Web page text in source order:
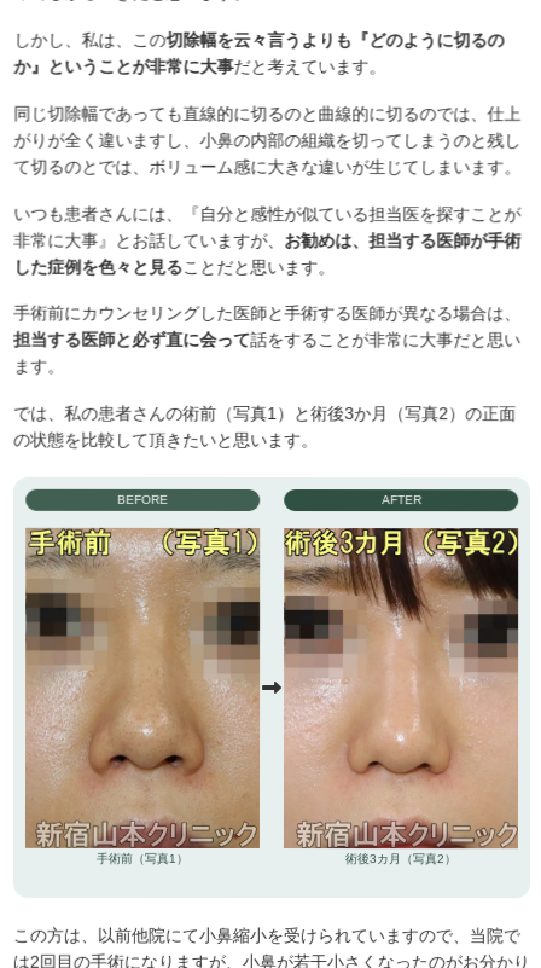
しかし、私は、この切除幅を云々言うよりも『どのように切るの
か』ということが非常に大事だと考えています。
同じ切除幅であっても直線的に切るのと曲線的に切るのでは、仕上
がりが全く違いますし、小鼻の内部の組織を切ってしまうのと残し
て切るのとでは、ボリューム感に大きな違いが生じてしまいます。
いつも患者さんには、『自分と感性が似ている担当医を探すことが
非常に大事』とお話していますが、 お勧めは、担当する医師が手術
した症例を色々と見ることだと思います。
手術前にカウンセリングした医師と手術する医師が異なる場合は、
担当する医師と必ず直に会って話をすることが非常に大事だと思い
ます。
では、私の患者さんの術前（写真1）と術後3か月（写真2）の正面
の状態を比較して頂きたいと思います。
BEFORE
手術前（写真1）
AFTER
術後3カ月（写真2）
この方は、以前他院にて小鼻縮小を受けられていますので、当院で
は2回目の手術になりますが、小鼻が若干小さくなったのがお分かり